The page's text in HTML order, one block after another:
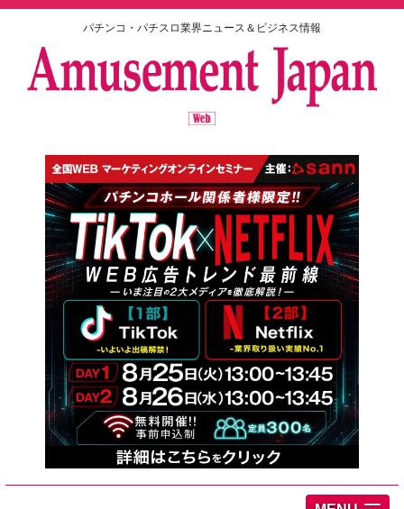
パチンコ・パチスロ業界ニュース＆ビジネス情報